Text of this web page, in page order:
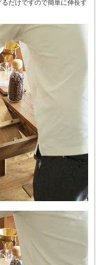
だけですので簡単に伸長す